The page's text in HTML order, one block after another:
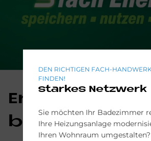
En­er­gie
bi­nie­ren
DEN RICHTIGEN FACH-
FINDEN!
starkes Netzwerk
Sie möchten Ihr Badezimmer
Ihre Heizungsanlage
Ihren Wohnraum umgestalten?